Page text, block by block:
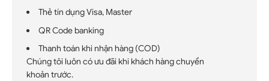
Thẻ tín dụng Visa, Master
QR Code banking
Thanh toán khi nhận hàng (COD)
Chúng tôi luôn có ưu đãi khi khách hàng chuyển
khoản trước.